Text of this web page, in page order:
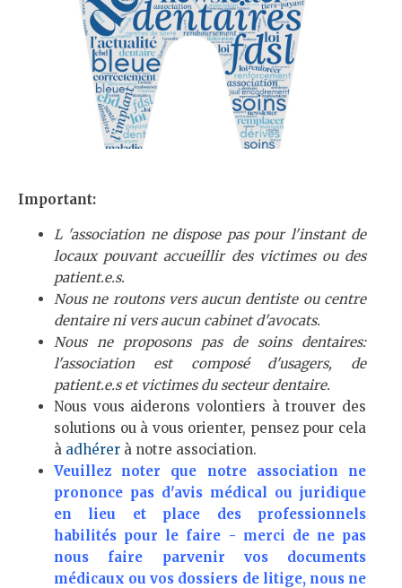
Important:
L 'association ne dispose pas pour l'instant de
locaux pouvant accueillir des victimes ou des
patient.e.s.
Nous ne routons vers aucun dentiste ou centre
dentaire ni vers aucun cabinet d'avocats.
Nous ne proposons pas de soins dentaires:
l'association est composé d'usagers, de
patient.e.s et victimes du secteur dentaire.
Nous vous aiderons volontiers à trouver des
solutions ou à vous orienter, pensez pour cela
à adhérer à notre association.
Veuillez noter que notre association ne
prononce pas d'avis médical ou juridique
en lieu et place des professionnels
habilités pour le faire - merci de ne pas
nous faire parvenir vos documents
médicaux ou vos dossiers de litige, nous ne